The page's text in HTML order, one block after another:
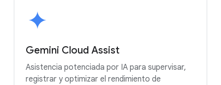
Gemini Cloud Assist
Asistencia potenciada por IA para supervisar,
registrar y optimizar el rendimiento de